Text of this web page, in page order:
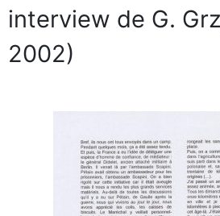
interview de G.
2002)